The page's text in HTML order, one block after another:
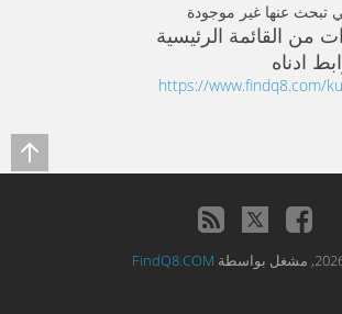
تبحث عنها غير موجودة
من القائمة الرئيسية
ادناه
https://www.findq8.com/
FindQ8.COM